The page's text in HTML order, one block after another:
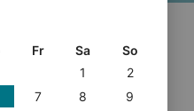
Fr Sa
So
1
2
7 8
9